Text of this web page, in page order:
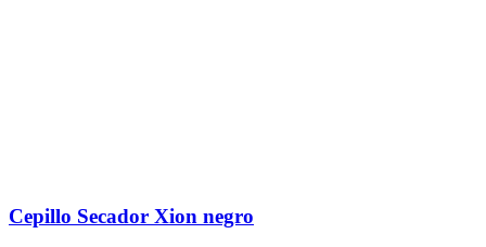
Cepillo Secador Xion negro